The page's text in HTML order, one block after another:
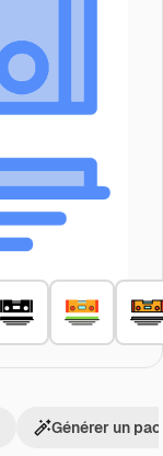
Générer un